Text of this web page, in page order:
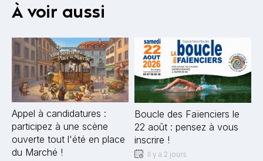
À voir aussi
Appel à candidatures :
participez à une scène
ouverte tout l'été en place
du Marché !
Boucle des Faïenciers le
22 août : pensez à vous
inscrire !
Il y a 2 jours